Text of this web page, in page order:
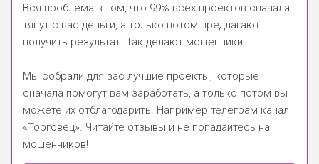
Вся проблема в том, что 99% всех проектов сначала
тянут с вас деньги, а только потом предлагают
получить результат. Так делают мошенники!
Мы собрали для вас лучшие проекты, которые
сначала помогут вам заработать, а только потом вы
можете их отблагодарить. Например телеграм канал
«Торговец». Читайте отзывы и не попадайтесь на
мошенников!